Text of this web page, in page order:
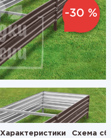
-30 %
Характеристики Схема